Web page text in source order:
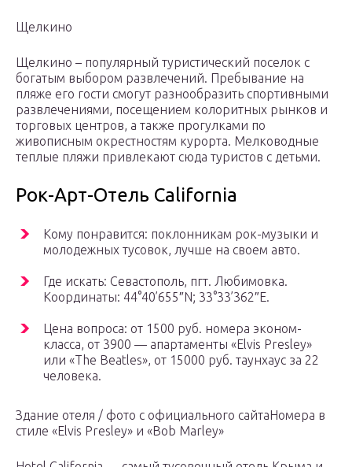
Щелкино
Щелкино – популярный туристический поселок с
богатым выбором развлечений. Пребывание на
пляже его гости смогут разнообразить спортивными
развлечениями, посещением колоритных рынков и
торговых центров, а также прогулками по
живописным окрестностям курорта. Мелководные
теплые пляжи привлекают сюда туристов с детьми.
Рок-Арт-Отель California
Кому понравится: поклонникам рок-музыки и
молодежных тусовок, лучше на своем авто.
Где искать: Севастополь, пгт. Любимовка.
Координаты: 44°40’655″N; 33°33’362″E.
Цена вопроса: от 1500 руб. номера эконом-
класса, от 3900 — апартаменты «Elvis Presley»
или «The Beatles», от 15000 руб. таунхаус за 22
человека.
Здание отеля / фото с официального сайтаНомера в
стиле «Elvis Presley» и «Bob Marley»